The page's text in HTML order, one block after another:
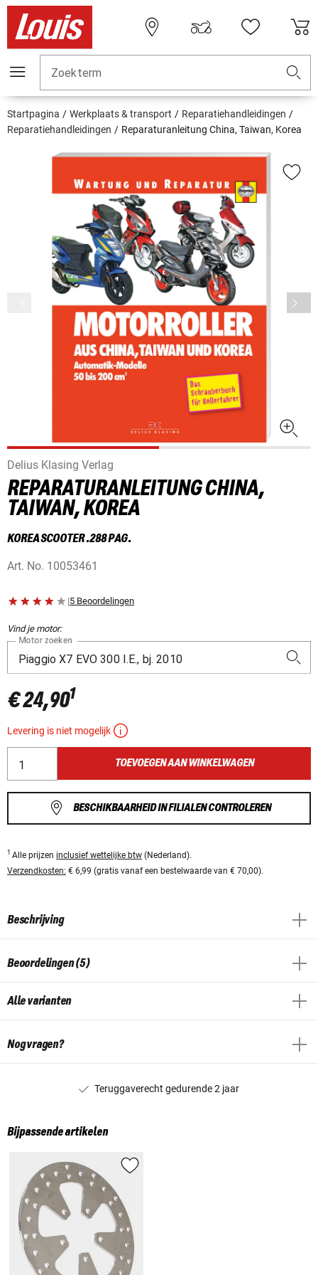
Zoekterm
Startpagina Werkplaats & transport
Reparatiehandleidingen
Reparatiehandleidingen
Reparaturanleitung China, Taiwan, Korea
Delius Klasing Verlag
REPARATURANLEITUNG CHINA,
TAIWAN, KOREA
KOREA SCOOTER .288 PAG.
Art. No. 10053461
|5 Beoordelingen
Vind je motor:
Motor zoeken
€ 24,901
Levering is niet mogelijk
TOEVOEGEN AAN WINKELWAGEN
BESCHIKBAARHEID IN FILIALEN CONTROLEREN
1 Alle prijzen inclusief wettelijke btw (Nederland).
Verzendkosten: € 6,99 (gratis vanaf een bestelwaarde van € 70,00).
Beschrijving
Beoordelingen (5)
Alle varianten
Nog vragen?
Teruggaverecht gedurende 2 jaar
Bijpassende artikelen